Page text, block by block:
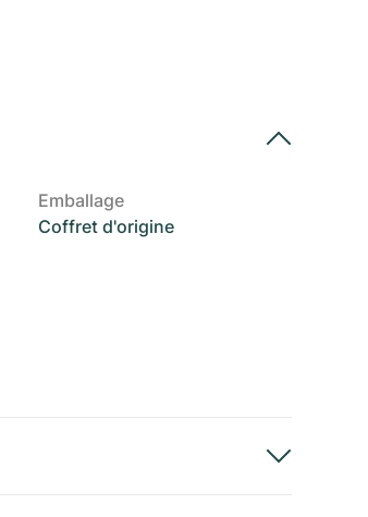
Emballage
Coffret d'origine